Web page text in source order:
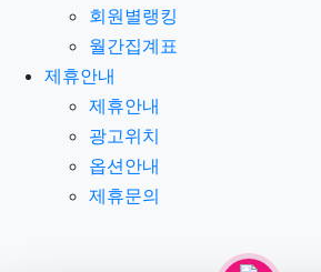
회원별랭킹
월간집계표
제휴안내
제휴안내
광고위치
옵션안내
제휴문의